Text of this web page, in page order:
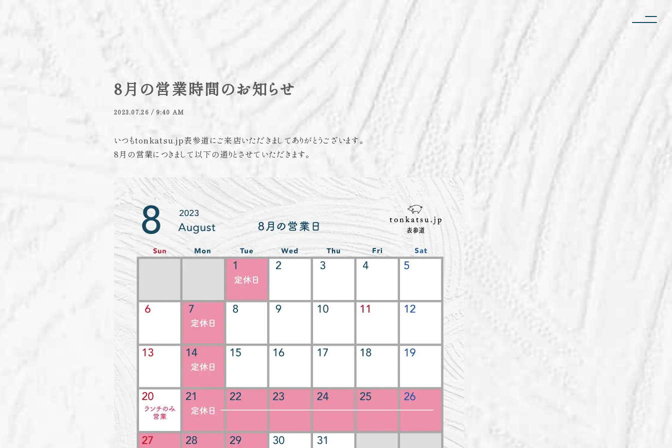
8月の営業時間のお知らせ
2023.07.26 / 9:40 AM
いつもtonkatsu.jp表参道にご来店いただきましてありがとうございます。
8月の営業につきまして以下の通りとさせていただきます。